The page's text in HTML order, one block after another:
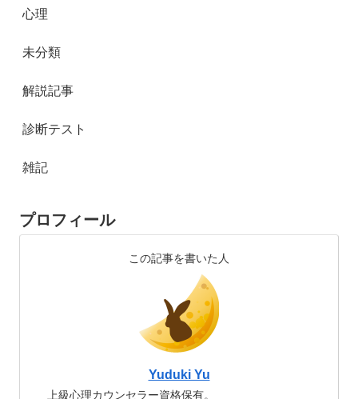
心理
未分類
解説記事
診断テスト
雑記
プロフィール
この記事を書いた人
Yuduki Yu
上級心理カウンセラー資格保有。